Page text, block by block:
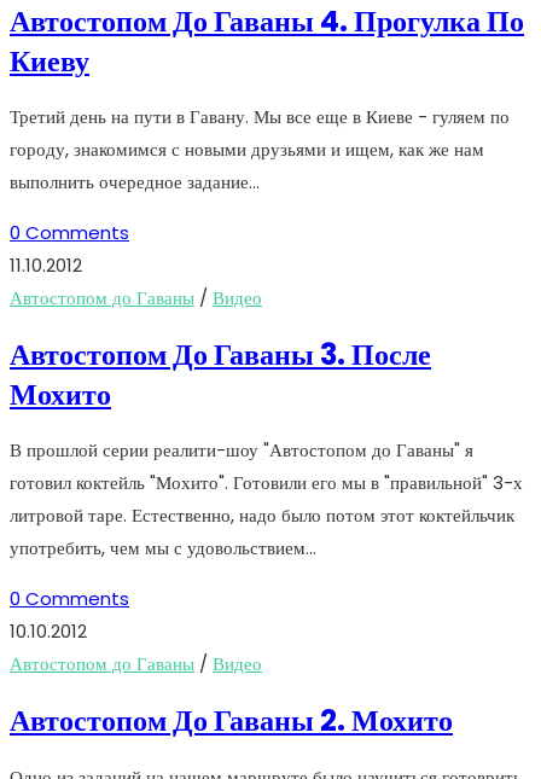
Автостопом До Гаваны 4. Прогулка По
Киеву
Третий день на пути в Гавану. Мы все еще в Киеве - гуляем по
городу, знакомимся с новыми друзьями и ищем, как же нам
выполнить очередное задание...
0 Comments
11.10.2012
Автостопом до Гаваны / Видео
Автостопом До Гаваны 3. После
Мохито
В прошлой серии реалити-шоу "Автостопом до Гаваны" я
готовил коктейль "Мохито". Готовили его мы в "правильной" 3-х
литровой таре. Естественно, надо было потом этот коктейльчик
употребить, чем мы с удовольствием…
0 Comments
10.10.2012
Автостопом до Гаваны / Видео
Автостопом До Гаваны 2. Мохито